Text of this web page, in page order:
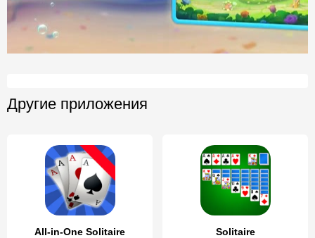
Другие приложения
All-in-One Solitaire Solitaire